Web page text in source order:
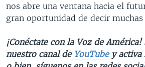
nos abre una ventana hacia el
gran oportunidad de decir muchas
¡Conéctate con la Voz de América!
nuestro canal deYouTubey activa